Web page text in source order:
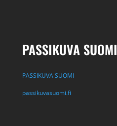
PASSIKUVA SUOMI
PASSIKUVA SUOMI
passikuvasuomi.fi